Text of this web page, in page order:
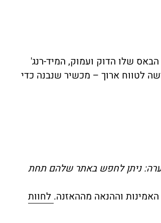
שלו הדוק ועמוק, המיד-רנג'
לטווח ארוך – מכשיר שנבנה כדי
ניתן לחפש באתר שלהם תחת
לחוות